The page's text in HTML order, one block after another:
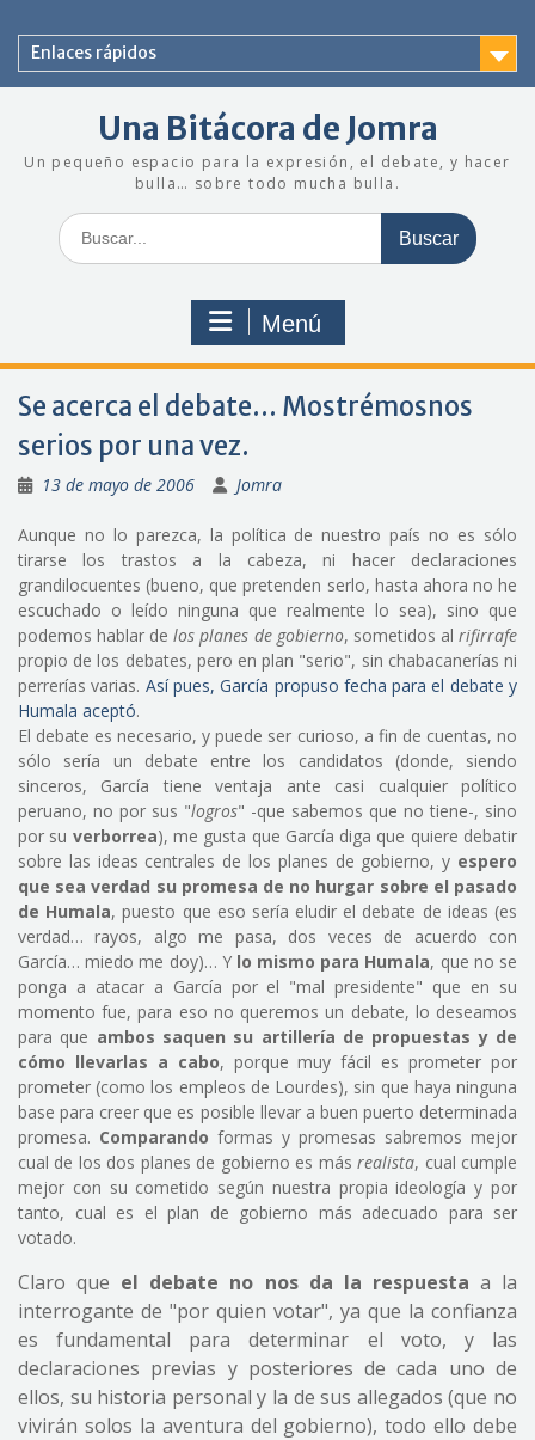
contenido
Enlaces rápidos
Una Bitácora de Jomra
Un pequeño espacio para la expresión, el debate, y hacer
bulla… sobre todo mucha bulla.
Buscar:
Menú
Se acerca el debate… Mostrémosnos
serios por una vez.
13 de mayo de 2006 Jomra
Aunque no lo parezca, la política de nuestro país no es sólo
tirarse los trastos a la cabeza, ni hacer declaraciones
grandilocuentes (bueno, que pretenden serlo, hasta ahora no he
escuchado o leído ninguna que realmente lo sea), sino que
podemos hablar delos planes de gobierno, sometidos alrifirrafe
propio de los debates, pero en plan "serio", sin chabacanerías ni
perrerías varias. Así pues, García propuso fecha para el debate y
Humala aceptó.
El debate es necesario, y puede ser curioso, a fin de cuentas, no
sólo sería un debate entre los candidatos (donde, siendo
sinceros, García tiene ventaja ante casi cualquier político
peruano, no por sus "logros" -que sabemos que no tiene-, sino
por su verborrea), me gusta que García diga que quiere debatir
sobre las ideas centrales de los planes de gobierno, y espero
que sea verdad su promesa de no hurgar sobre el pasado
de Humala, puesto que eso sería eludir el debate de ideas (es
verdad… rayos, algo me pasa, dos veces de acuerdo con
García… miedo me doy)… Y lo mismo para Humala, que no se
ponga a atacar a García por el "mal presidente" que en su
momento fue, para eso no queremos un debate, lo deseamos
para que ambos saquen su artillería de propuestas y de
cómo llevarlas a cabo, porque muy fácil es prometer por
prometer (como los empleos de Lourdes), sin que haya ninguna
base para creer que es posible llevar a buen puerto determinada
promesa. Comparando formas y promesas sabremos mejor
cual de los dos planes de gobierno es másrealista, cual cumple
mejor con su cometido según nuestra propia ideología y por
tanto, cual es el plan de gobierno más adecuado para ser
votado.
Claro que el debate no nos da la respuesta a la
interrogante de "por quien votar", ya que la confianza
es fundamental para determinar el voto, y las
declaraciones previas y posteriores de cada uno de
ellos, su historia personal y la de sus allegados (que no
vivirán solos la aventura del gobierno), todo ello debe